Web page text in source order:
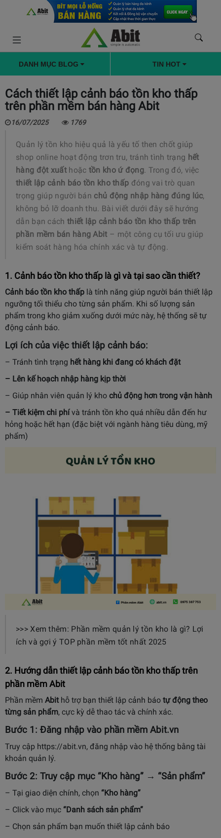
DANH MỤC BLOG TIN HOT
Cách thiết lập cảnh báo tồn kho thấp
trên phần mềm bán hàng Abit
16/07/2025 1769
Quản lý tồn kho hiệu quả là yếu tố then chốt giúp
shop online hoạt động trơn tru, tránh tình trạng hết
hàng đột xuấthoặc tồn kho ứ đọng. Trong đó, việc
thiết lập cảnh báo tồn kho thấp đóng vai trò quan
trọng giúp người bán chủ động nhập hàng đúng lúc,
không bỏ lỡ doanh thu. Bài viết dưới đây sẽ hướng
dẫn bạn cách thiết lập cảnh báo tồn kho thấp trên
phần mềm bán hàng Abit – một công cụ tối ưu giúp
kiểm soát hàng hóa chính xác và tự động.
1. Cảnh báo tồn kho thấp là gì và tại sao cần thiết?
Cảnh báo tồn kho thấp là tính năng giúp người bán thiết lập
ngưỡng tối thiểu cho từng sản phẩm. Khi số lượng sản
phẩm trong kho giảm xuống dưới mức này, hệ thống sẽ tự
động cảnh báo.
Lợi ích của việc thiết lập cảnh báo:
– Tránh tình trạng hết hàng khi đang có khách đặt
– Lên kế hoạch nhập hàng kịp thời
– Giúp nhân viên quản lý kho chủ động hơn trong vận hành
– Tiết kiệm chi phívà tránh tồn kho quá nhiều dẫn đến hư
hỏng hoặc hết hạn (đặc biệt với ngành hàng tiêu dùng, mỹ
phẩm)
>>> Xem thêm: Phần mềm quản lý tồn kho là gì? Lợi
ích và gợi ý TOP phần mềm tốt nhất 2025
2. Hướng dẫn thiết lập cảnh báo tồn kho thấp trên
phần mềm Abit
Phần mềm Abithỗ trợ bạn thiết lập cảnh báo tự động theo
từng sản phẩm, cực kỳ dễ thao tác và chính xác.
Bước 1: Đăng nhập vào phần mềm Abit.vn
Truy cập https://abit.vn, đăng nhập vào hệ thống bằng tài
khoản quản lý.
Bước 2: Truy cập mục “Kho hàng” → “Sản phẩm”
– Tại giao diện chính, chọn “Kho hàng”
– Click vào mục “Danh sách sản phẩm”
– Chọn sản phẩm bạn muốn thiết lập cảnh báo